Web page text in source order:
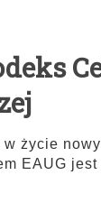
życie
EAUG